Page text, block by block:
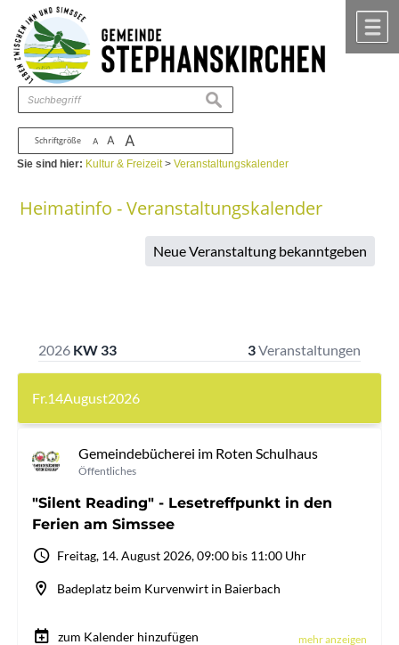
Zum Inhalt ,zur Navigation
Schriftgröße A A A
suchen
Sie sind hier: Kultur & Freizeit>Veranstaltungskalender
Heimatinfo - Veranstaltungskalender